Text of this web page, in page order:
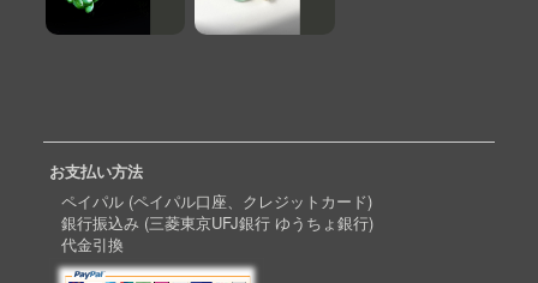
お支払い方法
ペイパル (ペイパル口座、クレジットカード)
銀行振込み (三菱東京UFJ銀行 ゆうちょ銀行)
代金引換